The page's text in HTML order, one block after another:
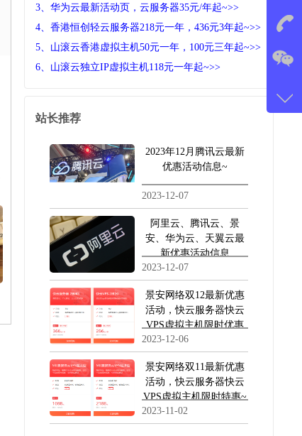
3、华为云最新活动页，云服务器35元/年起~>>
4、香港恒创轻云服务器218元一年，436元3年起~>>
5、山滚云香港虚拟主机50元一年，100元三年起~>>
6、山滚云独立IP虚拟主机118元一年起~>>
站长推荐
2023年12月腾讯云最新
优惠活动信息~
2023-12-07
阿里云、腾讯云、景
安、华为云、天翼云最
新优惠活动信息
2023-12-07
景安网络双12最新优惠
活动，快云服务器快云
VPS虚拟主机限时优惠
活动~
2023-12-06
景安网络双11最新优惠
活动，快云服务器快云
VPS虚拟主机限时特惠~
2023-11-02
我
177-